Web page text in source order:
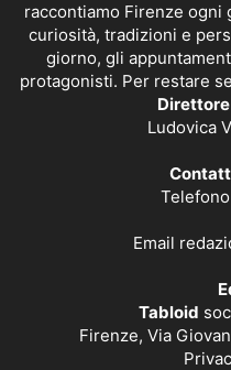
raccontiamo Firenze ogni
curiosità, tradizioni e
giorno, gli
protagonisti. Per restare
Ludovica
Email
Tabloid
Firenze, Via